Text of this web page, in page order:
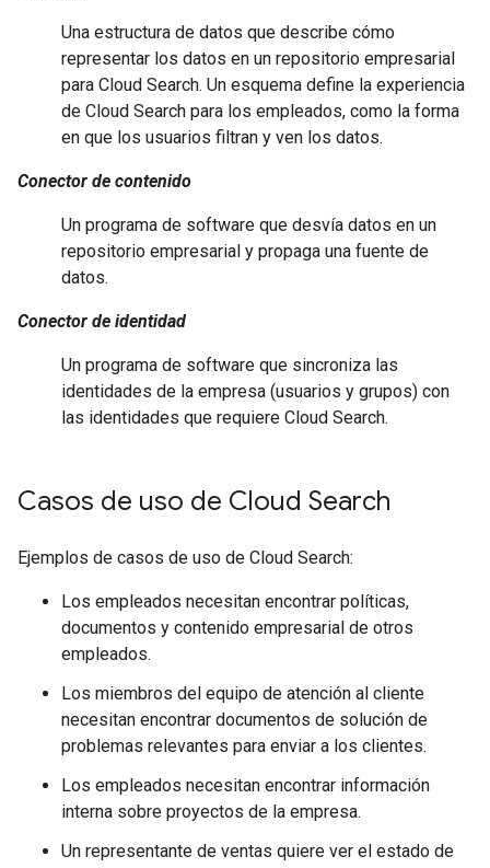
Una estructura de datos que describe cómo
representar los datos en un repositorio empresarial
para Cloud Search. Un esquema define la experiencia
de Cloud Search para los empleados, como la forma
en que los usuarios filtran y ven los datos.
Conector de contenido
Un programa de software que desvía datos en un
repositorio empresarial y propaga una fuente de
datos.
Conector de identidad
Un programa de software que sincroniza las
identidades de la empresa (usuarios y grupos) con
las identidades que requiere Cloud Search.
Casos de uso de Cloud Search
Ejemplos de casos de uso de Cloud Search:
Los empleados necesitan encontrar políticas,
documentos y contenido empresarial de otros
empleados.
Los miembros del equipo de atención al cliente
necesitan encontrar documentos de solución de
problemas relevantes para enviar a los clientes.
Los empleados necesitan encontrar información
interna sobre proyectos de la empresa.
Un representante de ventas quiere ver el estado de